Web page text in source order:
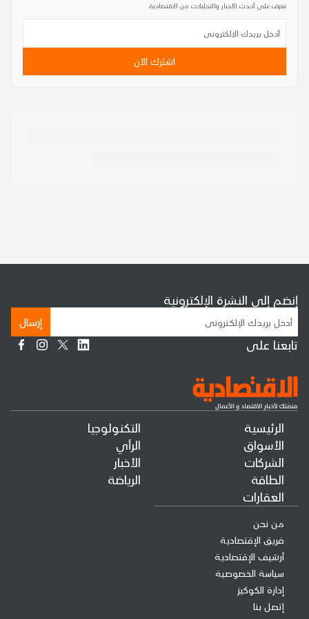
تعرف على أحدث الأخبار والتحليلات من الاقتصادية
اشترك الآن
الرئيسية
الأسواق
الشركات
الطاقة
العقارات
التكنولوجيا
الرأي
الأخبار
الرياضة
من نحن
فريق الإقتصادية
أرشيف الإقتصادية
سياسة الخصوصية
إدارة الكوكيز
إتصل بنا
إنضم إلى النشرة الإلكترونية
إرسال
تابعنا على